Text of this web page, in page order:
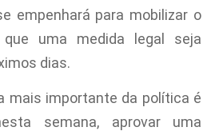
empenhará para mobilizar o
que uma medida legal seja
dias.
mais importante da política é
semana, aprovar uma